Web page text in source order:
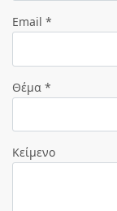
Email *
Θέμα *
Κείμενο